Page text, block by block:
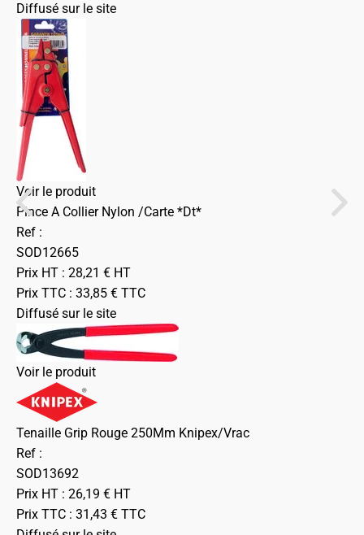
Diffusé sur le site
Voir le produit
Pince A Collier Nylon /Carte *Dt*
Ref :
SOD12665
Prix HT : 28,21 € HT
Prix TTC : 33,85 € TTC
Diffusé sur le site
Voir le produit
Tenaille Grip Rouge 250Mm Knipex/Vrac
Ref :
SOD13692
Prix HT : 26,19 € HT
Prix TTC : 31,43 € TTC